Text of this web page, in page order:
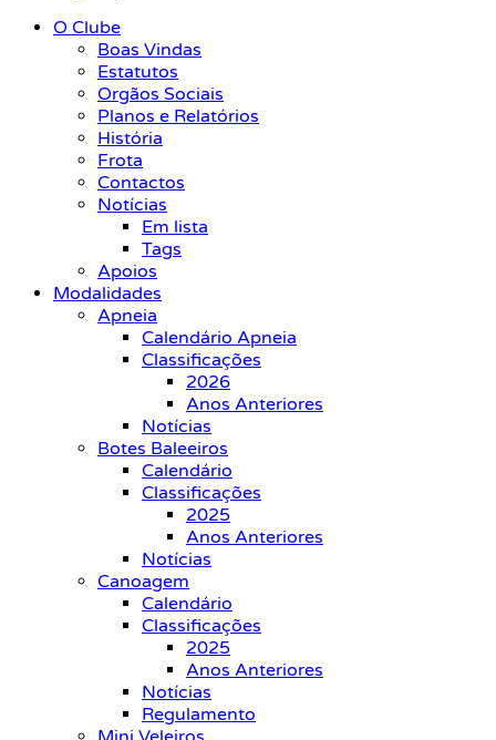
O Clube
Boas Vindas
Estatutos
Orgãos Sociais
Planos e Relatórios
História
Frota
Contactos
Notícias
Em lista
Tags
Apoios
Modalidades
Apneia
Calendário Apneia
Classificações
2026
Anos Anteriores
Notícias
Botes Baleeiros
Calendário
Classificações
2025
Anos Anteriores
Notícias
Canoagem
Calendário
Classificações
2025
Anos Anteriores
Notícias
Regulamento